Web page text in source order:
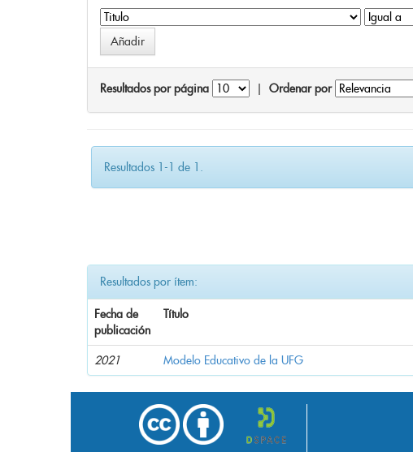
Resultados por página Ordenar por
Resultados 1-1 de 1.
Resultados por ítem:
Fecha de
publicación
Título
2021 Modelo Educativo de la UFG